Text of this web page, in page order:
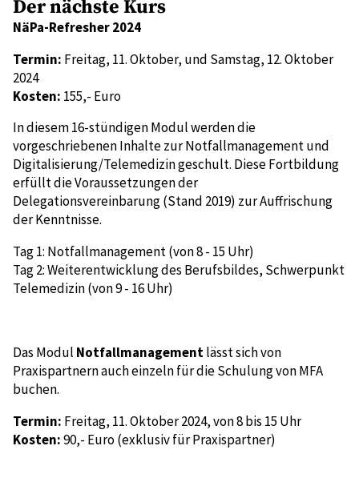
Der nächste Kurs
NäPa-Refresher 2024
Termin: Freitag, 11. Oktober, und Samstag, 12. Oktober
2024
Kosten: 155,- Euro
In diesem 16-stündigen Modul werden die
vorgeschriebenen Inhalte zur Notfallmanagement und
Digitalisierung/Telemedizin geschult. Diese Fortbildung
erfüllt die Voraussetzungen der
Delegationsvereinbarung (Stand 2019) zur Auffrischung
der Kenntnisse.
Tag 1: Notfallmanagement (von 8 - 15 Uhr)
Tag 2: Weiterentwicklung des Berufsbildes, Schwerpunkt
Telemedizin (von 9 - 16 Uhr)
Das Modul Notfallmanagementlässt sich von
Praxispartnern auch einzeln für die Schulung von MFA
buchen.
Termin: Freitag, 11. Oktober 2024, von 8 bis 15 Uhr
Kosten:90,- Euro (exklusiv für Praxispartner)